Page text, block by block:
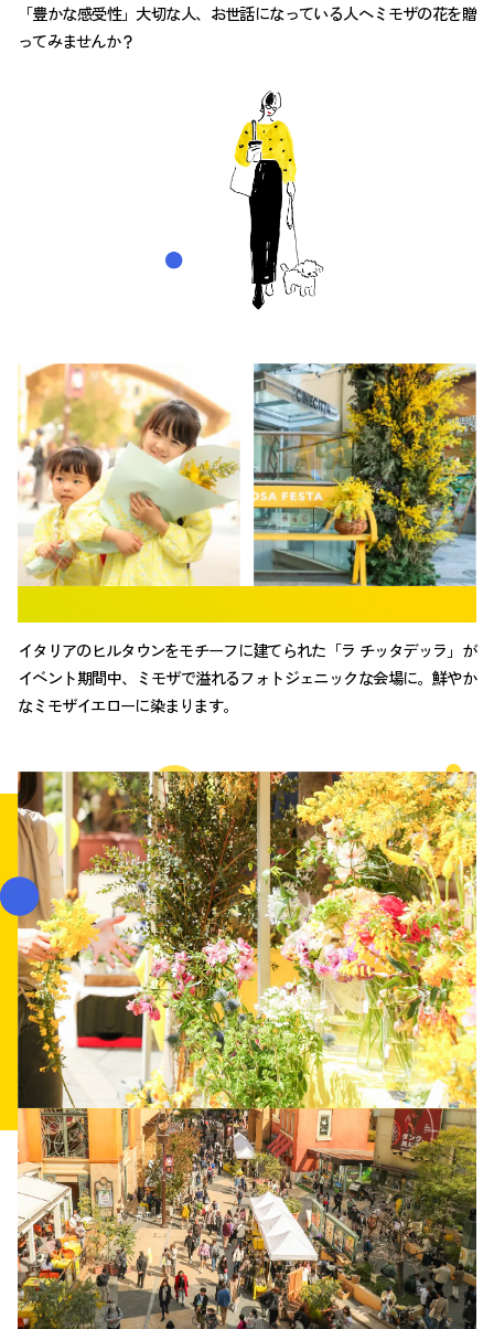
「豊かな感受性」 大切な人、お世話になっている人へミモザの花を贈
ってみませんか？
イタリアのヒルタウンをモチーフに建てられた 「ラ チッタデッラ」が
イベント期間中、
ミモザで溢れるフォトジェニックな会場に。 鮮やか
なミモザイエローに染まります。